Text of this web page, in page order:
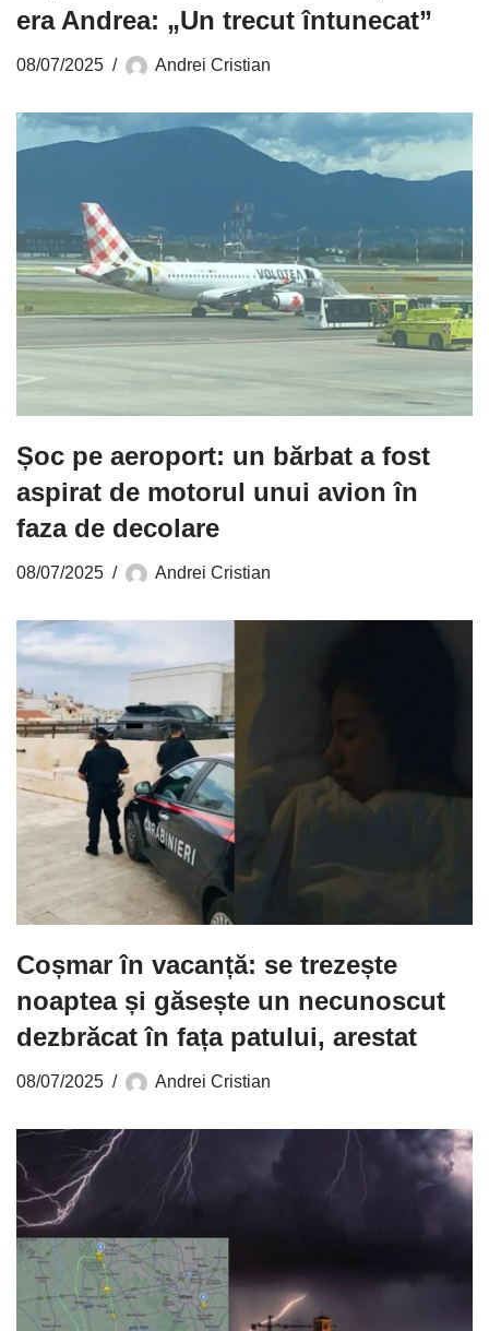
era Andrea: „Un trecut întunecat”
08/07/2025 Andrei Cristian
Șoc pe aeroport: un bărbat a fost
aspirat de motorul unui avion în
faza de decolare
08/07/2025 Andrei Cristian
Coșmar în vacanță: se trezește
noaptea și găsește un necunoscut
dezbrăcat în fața patului, arestat
08/07/2025 Andrei Cristian